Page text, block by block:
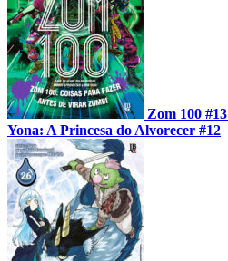
Zom 100 #13
Yona: A Princesa do Alvorecer #12